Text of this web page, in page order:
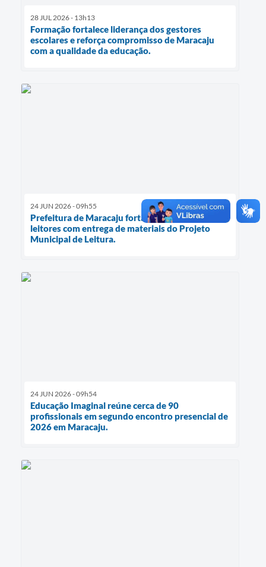
28 JUL 2026 - 13h13
Formação fortalece liderança dos gestores
escolares e reforça compromisso de Maracaju
com a qualidade da educação.
24 JUN 2026 - 09h55
Prefeitura de Maracaju fortalece a formação de
leitores com entrega de materiais do Projeto
Municipal de Leitura.
24 JUN 2026 - 09h54
Educação Imaginal reúne cerca de 90
profissionais em segundo encontro presencial de
2026 em Maracaju.